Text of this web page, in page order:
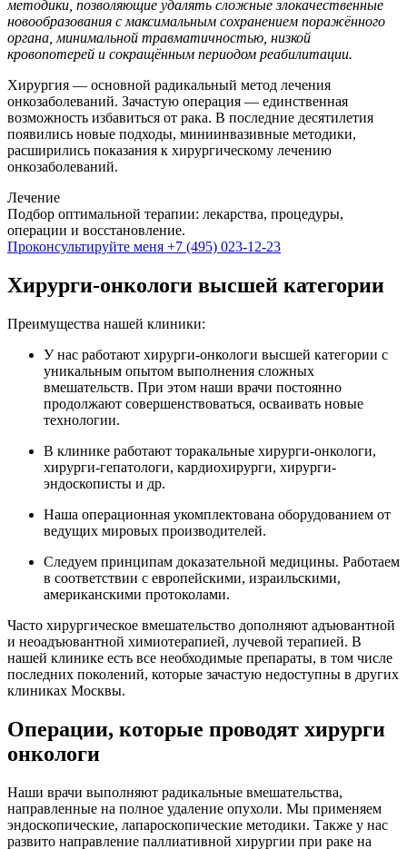
методики, позволяющие удалять сложные злокачественные
новообразования с максимальным сохранением поражённого
органа, минимальной травматичностью, низкой
кровопотерей и сокращённым периодом реабилитации.
Хирургия — основной радикальный метод лечения
онкозаболеваний. Зачастую операция — единственная
возможность избавиться от рака. В последние десятилетия
появились новые подходы, миниинвазивные методики,
расширились показания к хирургическому лечению
онкозаболеваний.
Лечение
Подбор оптимальной терапии: лекарства, процедуры,
операции и восстановление.
Проконсультируйте меня +7 (495) 023-12-23
Хирурги-онкологи высшей категории
Преимущества нашей клиники:
У нас работают хирурги-онкологи высшей категории с
уникальным опытом выполнения сложных
вмешательств. При этом наши врачи постоянно
продолжают совершенствоваться, осваивать новые
технологии.
В клинике работают торакальные хирурги-онкологи,
хирурги-гепатологи, кардиохирурги, хирурги-
эндоскописты и др.
Наша операционная укомплектована оборудованием от
ведущих мировых производителей.
Следуем принципам доказательной медицины. Работаем
в соответствии с европейскими, израильскими,
американскими протоколами.
Часто хирургическое вмешательство дополняют адъювантной
и неоадъювантной химиотерапией, лучевой терапией. В
нашей клинике есть все необходимые препараты, в том числе
последних поколений, которые зачастую недоступны в других
клиниках Москвы.
Операции, которые проводят хирурги
онкологи
Наши врачи выполняют радикальные вмешательства,
направленные на полное удаление опухоли. Мы применяем
эндоскопические, лапароскопические методики. Также у нас
развито направление паллиативной хирургии при раке на